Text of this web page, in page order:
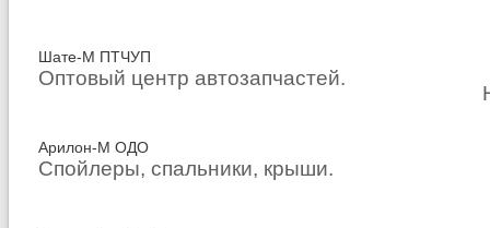
Шате-М ПТЧУП
Оптовый центр автозапчастей.
Арилон-М ОДО
Спойлеры, спальники, крыши.